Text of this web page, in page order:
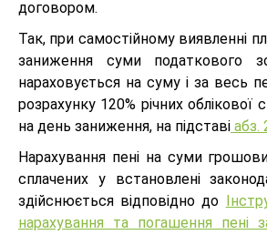
договором.
Так, при самостійному виявленні
заниження суми податкового
нараховується на суму і за весь
розрахунку 120% річних облікової
на день заниження, на підставі абз.
Нарахування пені на суми
сплачених у встановлені
здійснюється відповідно до
нарахування та погашення пені